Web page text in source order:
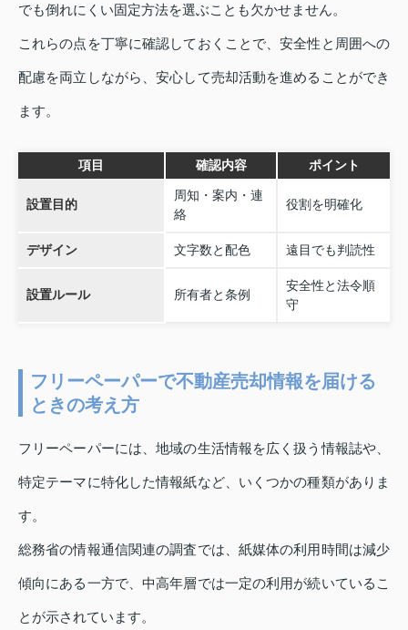
でも倒れにくい固定方法を選ぶことも欠かせません。
これらの点を丁寧に確認しておくことで、安全性と周囲への
配慮を両立しながら、安心して売却活動を進めることができ
ます。
項目 確認内容 ポイント
設置目的
周知・案内・連
絡
役割を明確化
デザイン 文字数と配色 遠目でも判読性
設置ルール 所有者と条例
安全性と法令順
守
フリーペーパーで不動産売却情報を届ける
ときの考え方
フリーペーパーには、地域の生活情報を広く扱う情報誌や、
特定テーマに特化した情報紙など、いくつかの種類がありま
す。
総務省の情報通信関連の調査では、紙媒体の利用時間は減少
傾向にある一方で、中高年層では一定の利用が続いているこ
とが示されています。